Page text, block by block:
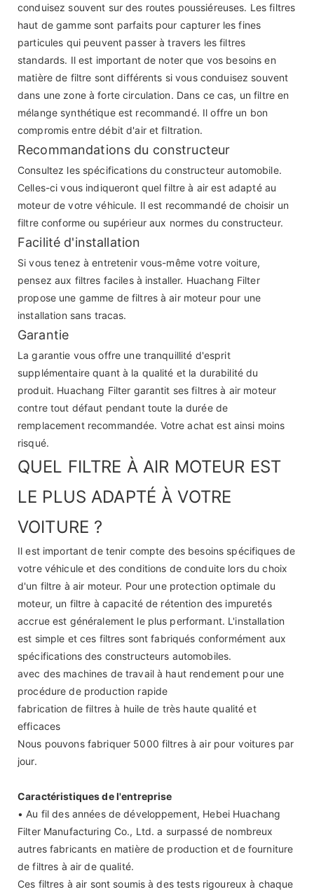
conduisez souvent sur des routes poussiéreuses. Les filtres
haut de gamme sont parfaits pour capturer les fines
particules qui peuvent passer à travers les filtres
standards. Il est important de noter que vos besoins en
matière de filtre sont différents si vous conduisez souvent
dans une zone à forte circulation. Dans ce cas, un filtre en
mélange synthétique est recommandé. Il offre un bon
compromis entre débit d'air et filtration.
Recommandations du constructeur
Consultez les spécifications du constructeur automobile.
Celles-ci vous indiqueront quel filtre à air est adapté au
moteur de votre véhicule. Il est recommandé de choisir un
filtre conforme ou supérieur aux normes du constructeur.
Facilité d'installation
Si vous tenez à entretenir vous-même votre voiture,
pensez aux filtres faciles à installer. Huachang Filter
propose une gamme de filtres à air moteur pour une
installation sans tracas.
Garantie
La garantie vous offre une tranquillité d'esprit
supplémentaire quant à la qualité et la durabilité du
produit. Huachang Filter garantit ses filtres à air moteur
contre tout défaut pendant toute la durée de
remplacement recommandée. Votre achat est ainsi moins
risqué.
QUEL FILTRE À AIR MOTEUR EST
LE PLUS ADAPTÉ À VOTRE
VOITURE ?
Il est important de tenir compte des besoins spécifiques de
votre véhicule et des conditions de conduite lors du choix
d'un filtre à air moteur. Pour une protection optimale du
moteur, un filtre à capacité de rétention des impuretés
accrue est généralement le plus performant. L'installation
est simple et ces filtres sont fabriqués conformément aux
spécifications des constructeurs automobiles.
avec des machines de travail à haut rendement pour une
procédure de production rapide
fabrication de filtres à huile de très haute qualité et
efficaces
Nous pouvons fabriquer 5000 filtres à air pour voitures par
jour.
Caractéristiques de l'entreprise
• Au fil des années de développement, Hebei Huachang
Filter Manufacturing Co., Ltd. a surpassé de nombreux
autres fabricants en matière de production et de fourniture
de filtres à air de qualité.
Ces filtres à air sont soumis à des tests rigoureux à chaque